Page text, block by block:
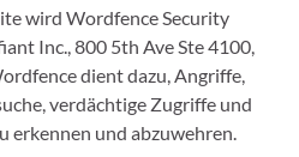
wird Wordfence Security
Inc., 800 5th Ave Ste 4100,
dient dazu, Angriffe,
verdächtige Zugriffe und
erkennen und abzuwehren.